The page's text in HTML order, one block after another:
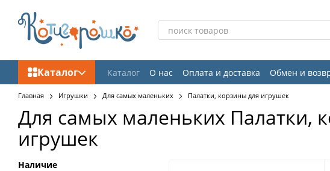
Каталог Каталог О нас Оплата и доставка Обмен и
Отзывы о магазине
Главная Игрушки Для самых маленьких Палатки, корзины для игрушек
Для самых маленьких Палатки,
игрушек
Наличие